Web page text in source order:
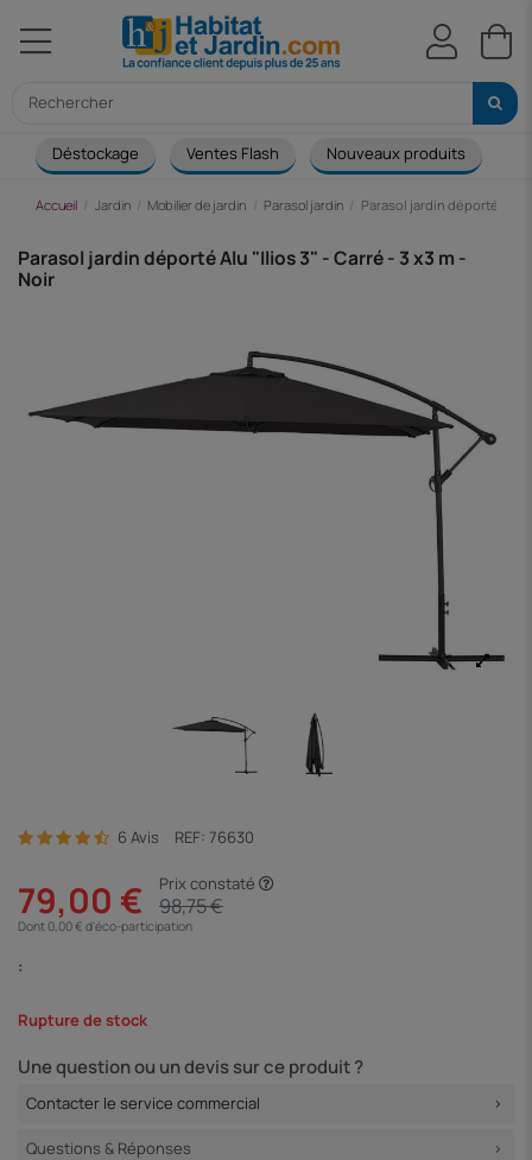
Déstockage Ventes Flash Nouveaux produits
Accueil Jardin Mobilier de jardin Parasol jardin Parasol jardin déporté Alu
Parasol jardin déporté Alu "Ilios 3" - Carré - 3 x3 m -
Noir
6 Avis REF: 76630
79,00 € Prix constaté
98,75 €
Dont 0,00 € d'éco-participation
:
Rupture de stock
Une question ou un devis sur ce produit ?
Contacter le service commercial
Questions & Réponses